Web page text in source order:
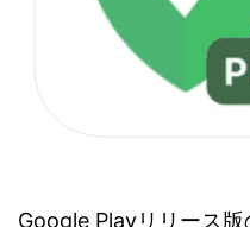
Google Playリリース